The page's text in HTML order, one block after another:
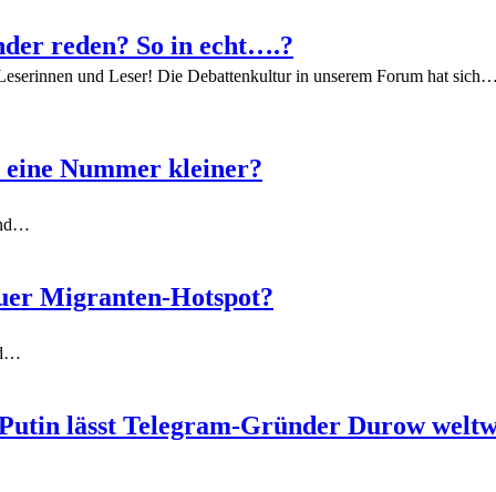
reden? So in echt….?
und Leser! Die Debattenkultur in unserem Forum hat sich…
eine Nummer kleiner?
Migranten-Hotspot?
lässt Telegram-Gründer Durow